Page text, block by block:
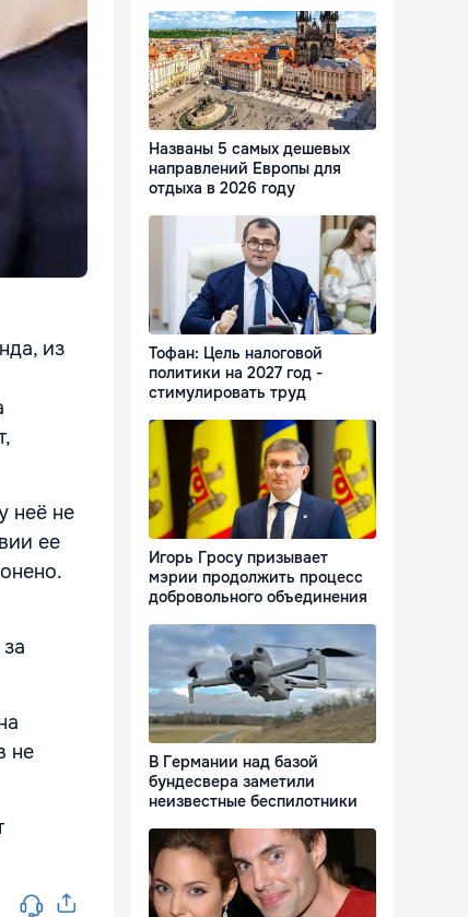
из
неё не
ее
не
Названы 5 самых дешевых
направлений Европы для
отдыха в 2026 году
Тофан: Цель налоговой
политики на 2027 год -
стимулировать труд
Игорь Гросу призывает
мэрии продолжить процесс
добровольного объединения
В Германии над базой
бундесвера заметили
неизвестные беспилотники